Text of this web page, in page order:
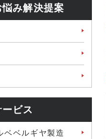
み解決提案
ビス
ベベルギヤ製造